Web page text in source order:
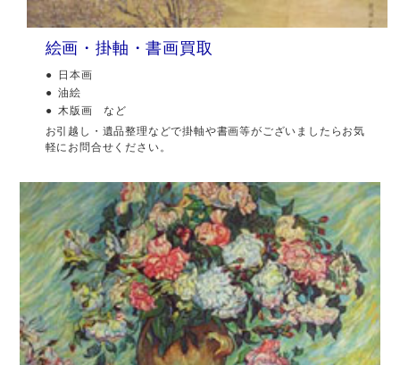
絵画・掛軸・書画買取
日本画
油絵
木版画 など
お引越し・遺品整理などで掛軸や書画等がございましたらお気
軽にお問合せください。